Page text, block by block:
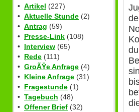
• Artikel (227)
• Aktuelle Stunde (2)
• Antrag (59)
• Presse-Link (108)
• Interview (65)
• Rede (111)
• GroÃŸe Anfrage (4)
• Kleine Anfrage (31)
• Fragestunde (1)
• Tagebuch (48)
• Offener Brief (32)